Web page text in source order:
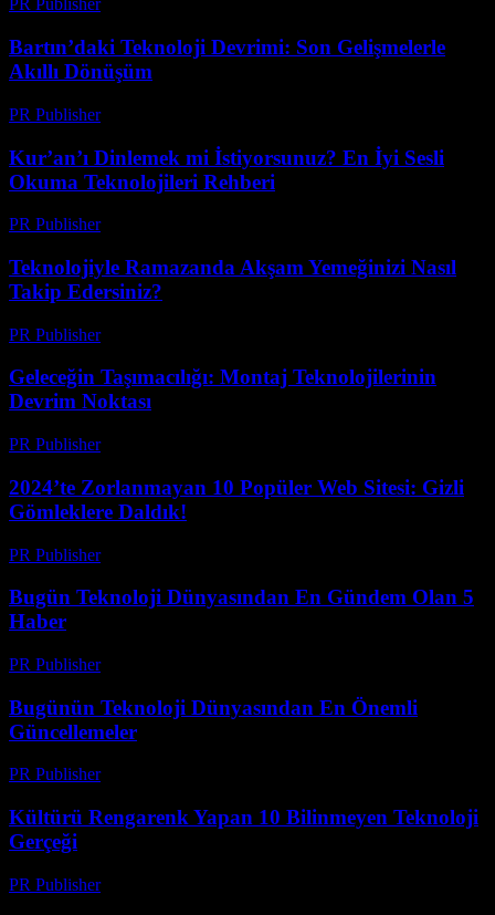
PR Publisher-
Bartın’daki Teknoloji Devrimi: Son Gelişmelerle
Akıllı Dönüşüm
PR Publisher-
Kur’an’ı Dinlemek mi İstiyorsunuz? En İyi Sesli
Okuma Teknolojileri Rehberi
PR Publisher-
Teknolojiyle Ramazanda Akşam Yemeğinizi Nasıl
Takip Edersiniz?
PR Publisher-
Geleceğin Taşımacılığı: Montaj Teknolojilerinin
Devrim Noktası
PR Publisher-
2024’te Zorlanmayan 10 Popüler Web Sitesi: Gizli
Gömleklere Daldık!
PR Publisher-
Bugün Teknoloji Dünyasından En Gündem Olan 5
Haber
PR Publisher-
Bugünün Teknoloji Dünyasından En Önemli
Güncellemeler
PR Publisher-
Kültürü Rengarenk Yapan 10 Bilinmeyen Teknoloji
Gerçeği
PR Publisher-